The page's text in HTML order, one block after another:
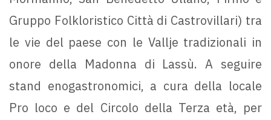
Gruppo Folkloristico Città di Castrovillari) tra
le vie del paese con le Vallje tradizionali in
onore della Madonna di Lassù. A seguire
stand enogastronomici, a cura della locale
Pro loco e del Circolo della Terza età, per